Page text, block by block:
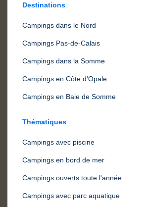
Destinations
Campings dans le Nord
Campings Pas-de-Calais
Campings dans la Somme
Campings en Côte d'Opale
Campings en Baie de Somme
Thématiques
Campings avec piscine
Campings en bord de mer
Campings ouverts toute l'année
Campings avec parc aquatique